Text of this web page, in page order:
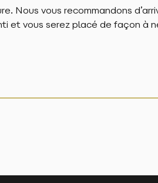
Nous vous recommandons
et vous serez placé de façon à